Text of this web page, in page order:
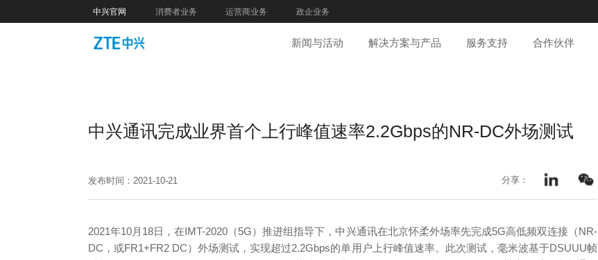
中兴官网 消费者业务 运营商业务 政企业务
新闻与活动 解决方案与产品 服务支持 合作伙伴
中兴通讯完成业界首个上行峰值速率2.2Gbps的NR-DC外场测试
发布时间：2021-10-21 分享：
2021年10月18日，在IMT-2020（5G）推进组指导下，中兴通讯在北京怀柔外场率先完成5G高低频双连接（NR-
DC，或FR1+FR2 DC）外场测试，实现超过2.2Gbps的单用户上行峰值速率。此次测试，毫米波基于DSUUU帧